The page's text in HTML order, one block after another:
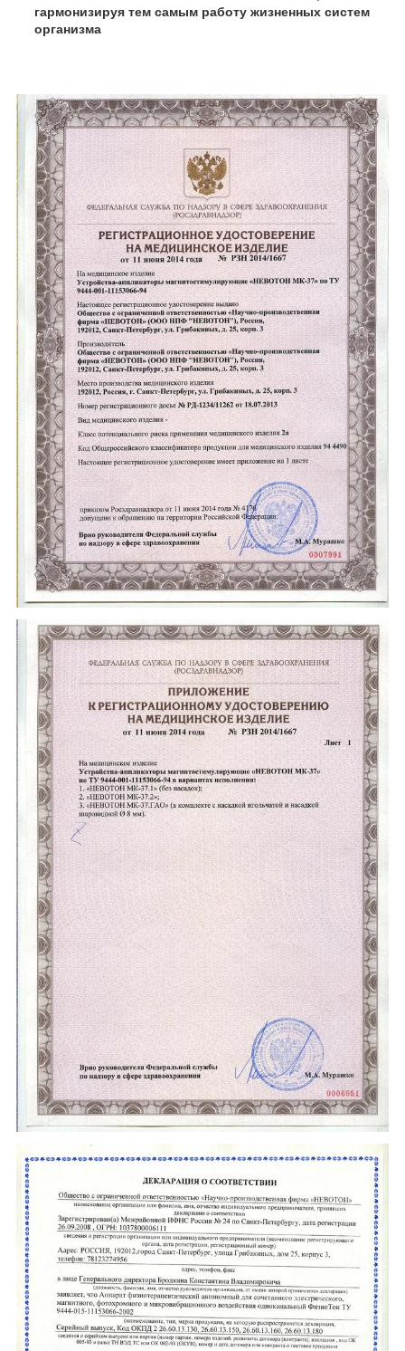
гармонизируя тем самым работу жизненных систем
организма